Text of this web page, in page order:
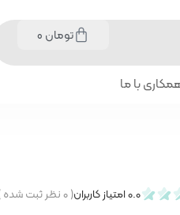
تومان
با ما
0.0امتیاز کاربران(۰نظر ثبت شده